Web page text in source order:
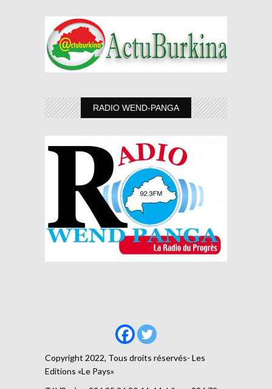
RADIO WEND-PANGA
Copyright 2022, Tous droits réservés- Les
Editions «Le Pays»